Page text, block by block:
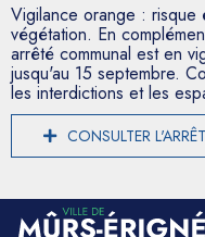
Vigilance orange :
végétation. En
arrêté communal est en
jusqu'au 15 septembre.
les interdictions et les
CONSULTER